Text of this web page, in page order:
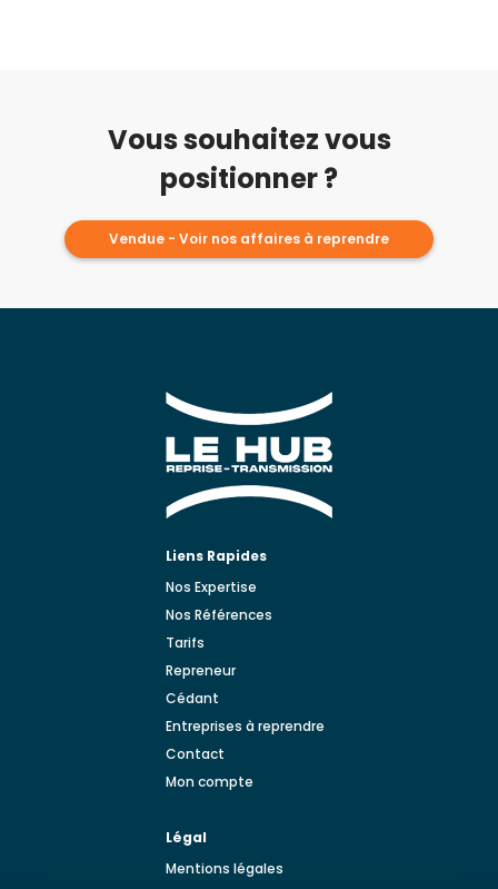
Vous souhaitez vous
positionner ?
Vendue - Voir nos affaires à reprendre
Liens Rapides
Nos Expertise
Nos Références
Tarifs
Repreneur
Cédant
Entreprises à reprendre
Contact
Mon compte
Légal
Mentions légales